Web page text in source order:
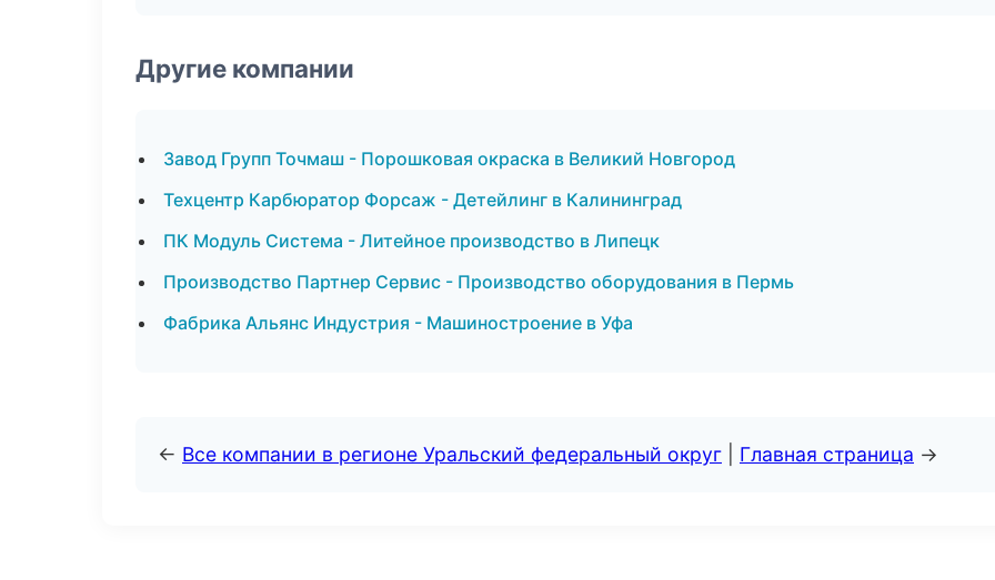
Другие компании
Завод Групп Точмаш - Порошковая окраска в Великий Новгород
Техцентр Карбюратор Форсаж - Детейлинг в Калининград
ПК Модуль Система - Литейное производство в Липецк
Производство Партнер Сервис - Производство оборудования в Пермь
Фабрика Альянс Индустрия - Машиностроение в Уфа
← Все компании в регионе Уральский федеральный округ Главная страница →